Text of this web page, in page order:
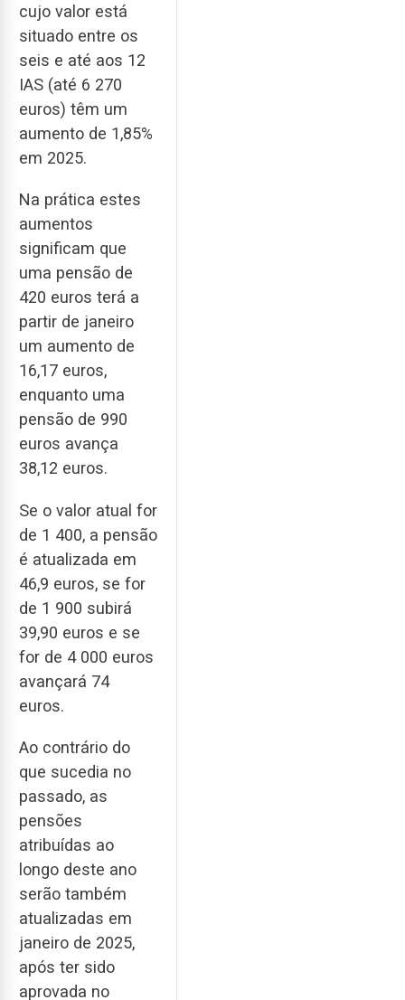
cujo valor está
situado entre os
seis e até aos 12
IAS (até 6 270
euros) têm um
aumento de 1,85%
em 2025.
Na prática estes
aumentos
significam que
uma pensão de
420 euros terá a
partir de janeiro
um aumento de
16,17 euros,
enquanto uma
pensão de 990
euros avança
38,12 euros.
Se o valor atual for
de 1 400, a pensão
é atualizada em
46,9 euros, se for
de 1 900 subirá
39,90 euros e se
for de 4 000 euros
avançará 74
euros.
Ao contrário do
que sucedia no
passado, as
pensões
atribuídas ao
longo deste ano
serão também
atualizadas em
janeiro de 2025,
após ter sido
aprovada no